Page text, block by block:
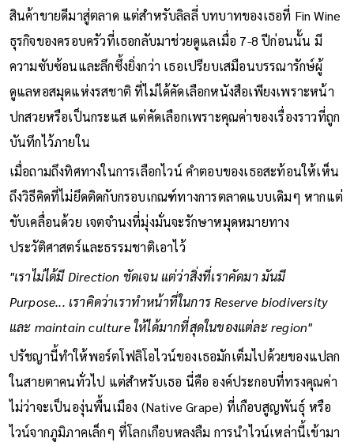
สินค้าขายดีมาสู่ตลาด แต่สำหรับลิลลี่ บทบาทของเธอที่ Fin Wine
ธุรกิจของครอบครัวที่เธอกลับมาช่วยดูแลเมื่อ 7-8 ปีก่อนนั้น มี
ความซับซ้อนและลึกซึ้งยิ่งกว่า เธอเปรียบเสมือนบรรณารักษ์ผู้
ดูแลหอสมุดแห่งรสชาติ ที่ไม่ได้คัดเลือกหนังสือเพียงเพราะหน้า
ปกสวยหรือเป็นกระแส แต่คัดเลือกเพราะคุณค่าของเรื่องราวที่ถูก
บันทึกไว้ภายใน
เมื่อถามถึงทิศทางในการเลือกไวน์ คำตอบของเธอสะท้อนให้เห็น
ถึงวิธีคิดที่ไม่ยึดติดกับกรอบเกณฑ์ทางการตลาดแบบเดิมๆ หากแต่
ขับเคลื่อนด้วย เจตจำนงที่มุ่งมั่นจะรักษาหมุดหมายทาง
ประวัติศาสตร์และธรรมชาติเอาไว้
"เราไม่ได้มี Direction ชัดเจน แต่ว่าสิ่งที่เราคัดมา มันมี
Purpose... เราคิดว่าเราทำหน้าที่ในการ Reserve biodiversity
และ maintain culture ให้ได้มากที่สุดในของแต่ละ region"
ปรัชญานี้ทำให้พอร์ตโฟลิโอไวน์ของเธอมักเต็มไปด้วยของแปลก
ในสายตาคนทั่วไป แต่สำหรับเธอ นี่คือ องค์ประกอบที่ทรงคุณค่า
ไม่ว่าจะเป็นองุ่นพื้นเมือง (Native Grape) ที่เกือบสูญพันธุ์ หรือ
ไวน์จากภูมิภาคเล็กๆ ที่โลกเกือบหลงลืม การนำไวน์เหล่านี้เข้ามา